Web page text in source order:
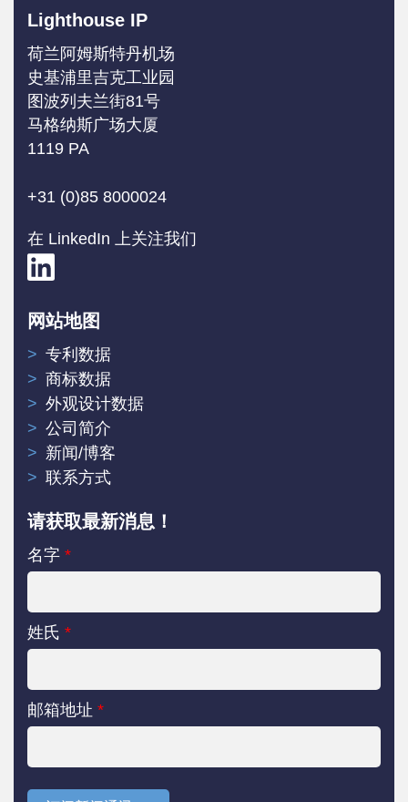
Lighthouse IP
荷兰阿姆斯特丹机场
史基浦里吉克工业园
图波列夫兰街81号
马格纳斯广场大厦
1119 PA
+31 (0)85 8000024
在 LinkedIn 上关注我们
网站地图
专利数据
商标数据
外观设计数据
公司简介
新闻/博客
联系方式
请获取最新消息！
名字 *
姓氏 *
邮箱地址 *